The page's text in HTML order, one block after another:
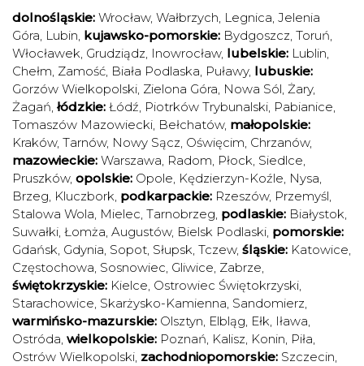
dolnośląskie: Wrocław, Wałbrzych, Legnica, Jelenia
Góra, Lubin, kujawsko-pomorskie: Bydgoszcz, Toruń,
Włocławek, Grudziądz, Inowrocław, lubelskie: Lublin,
Chełm, Zamość, Biała Podlaska, Puławy, lubuskie:
Gorzów Wielkopolski, Zielona Góra, Nowa Sól, Żary,
Żagań, łódzkie: Łódź, Piotrków Trybunalski, Pabianice,
Tomaszów Mazowiecki, Bełchatów, małopolskie:
Kraków, Tarnów, Nowy Sącz, Oświęcim, Chrzanów,
mazowieckie: Warszawa, Radom, Płock, Siedlce,
Pruszków, opolskie: Opole, Kędzierzyn-Koźle, Nysa,
Brzeg, Kluczbork, podkarpackie: Rzeszów, Przemyśl,
Stalowa Wola, Mielec, Tarnobrzeg, podlaskie: Białystok,
Suwałki, Łomża, Augustów, Bielsk Podlaski, pomorskie:
Gdańsk, Gdynia, Sopot, Słupsk, Tczew, śląskie: Katowice,
Częstochowa, Sosnowiec, Gliwice, Zabrze,
świętokrzyskie: Kielce, Ostrowiec Świętokrzyski,
Starachowice, Skarżysko-Kamienna, Sandomierz,
warmińsko-mazurskie: Olsztyn, Elbląg, Ełk, Iława,
Ostróda, wielkopolskie: Poznań, Kalisz, Konin, Piła,
Ostrów Wielkopolski, zachodniopomorskie: Szczecin,